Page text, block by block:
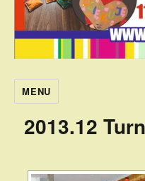
MENU
2013.12